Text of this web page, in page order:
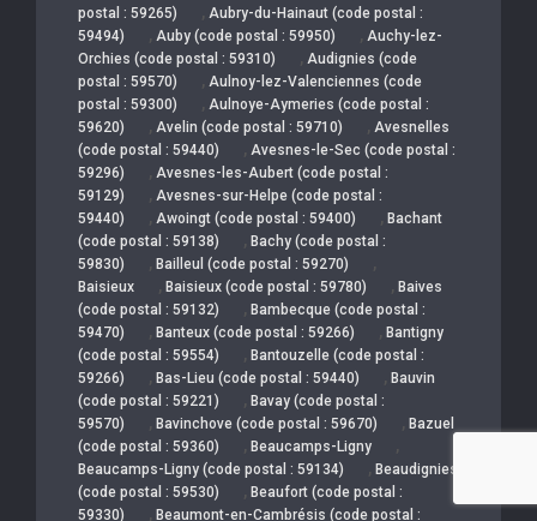
postal : 59265)
, Aubry-du-Hainaut (code postal :
59494)
, Auby (code postal : 59950) , Auchy-lez-
Orchies (code postal : 59310)
, Audignies (code
postal : 59570)
, Aulnoy-lez-Valenciennes (code
postal : 59300)
, Aulnoye-Aymeries (code postal :
59620)
, Avelin (code postal : 59710) , Avesnelles
(code postal : 59440)
, Avesnes-le-Sec (code postal :
59296)
, Avesnes-les-Aubert (code postal :
59129)
, Avesnes-sur-Helpe (code postal :
59440)
, Awoingt (code postal : 59400) , Bachant
(code postal : 59138)
, Bachy (code postal :
59830)
, Bailleul (code postal : 59270) ,
Baisieux , Baisieux (code postal : 59780) , Baives
(code postal : 59132)
, Bambecque (code postal :
59470)
, Banteux (code postal : 59266) , Bantigny
(code postal : 59554)
, Bantouzelle (code postal :
59266)
, Bas-Lieu (code postal : 59440) , Bauvin
(code postal : 59221)
, Bavay (code postal :
59570)
, Bavinchove (code postal : 59670) , Bazuel
(code postal : 59360)
, Beaucamps-Ligny ,
Beaucamps-Ligny (code postal : 59134) , Beaudignies
(code postal : 59530)
, Beaufort (code postal :
59330)
, Beaumont-en-Cambrésis (code postal :